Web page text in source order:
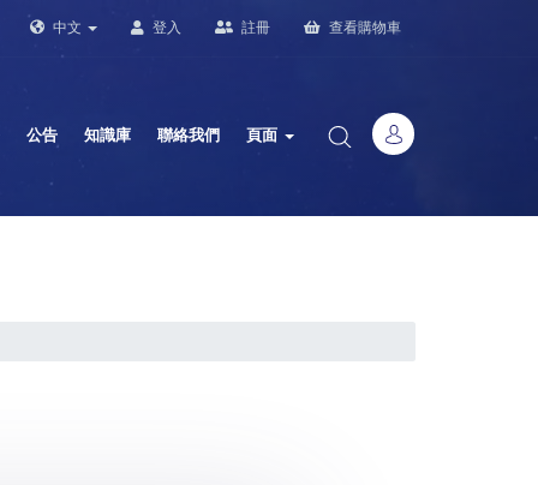
中文 登入 註冊 查看購物車
公告 知識庫 聯絡我們 頁面